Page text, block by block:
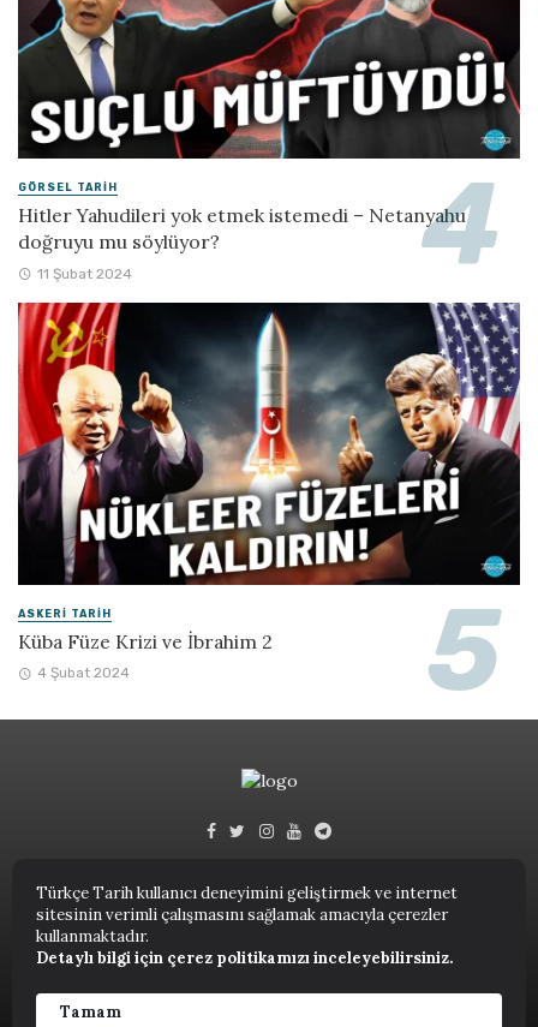
Türkçe Tarih kullanıcı deneyimini geliştirmek ve internet
sitesinin verimli çalışmasını sağlamak amacıyla çerezler
kullanmaktadır.
Detaylı bilgi için çerez politikamızı inceleyebilirsiniz.
Tamam
GÖRSEL TARIH
Hitler Yahudileri yok etmek istemedi – Netanyahu
doğruyu mu söylüyor?
11 Şubat 2024
ASKERI TARIH
Küba Füze Krizi ve İbrahim 2
4 Şubat 2024
Türkçe Tarih © 2023.
TARIH TERIMLERI SÖZLÜĞÜ